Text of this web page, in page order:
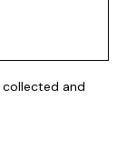
collected and